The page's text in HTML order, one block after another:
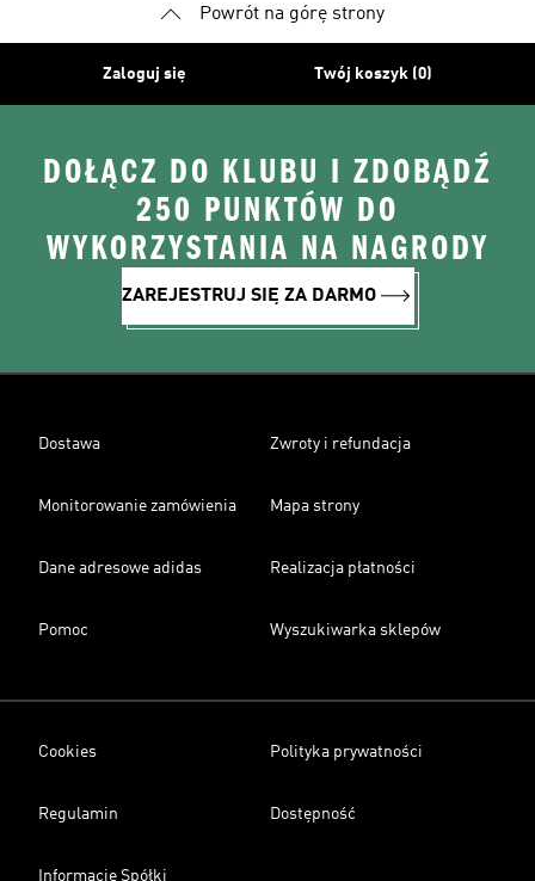
Powrót na górę strony
Zaloguj się Twój koszyk (0)
DOŁĄCZ DO KLUBU I ZDOBĄDŹ
250 PUNKTÓW DO
WYKORZYSTANIA NA NAGRODY
ZAREJESTRUJ SIĘ ZA DARMO
Dostawa Zwroty i refundacja
Monitorowanie zamówienia Mapa strony
Dane adresowe adidas Realizacja płatności
Pomoc Wyszukiwarka sklepów
Cookies Polityka prywatności
Regulamin Dostępność
Informacje Spółki